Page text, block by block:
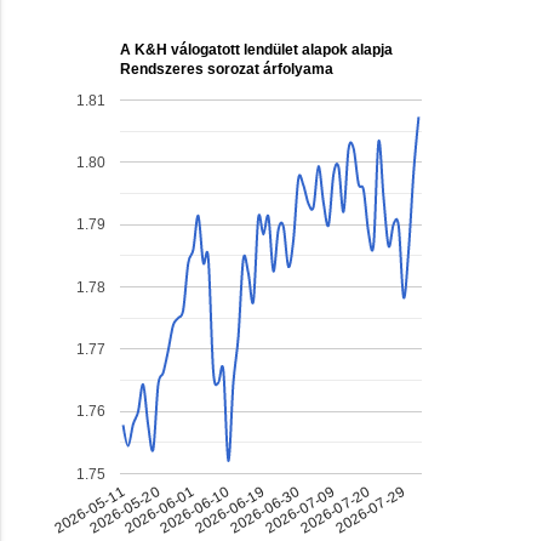
A K&H válogatott lendület alapok alapja
Rendszeres sorozat árfolyama
2026-05-11
2026-05-20
2026-06-01
2026-06-10
2026-06-19
2026-06-30
2026-07-09
2026-07-20
2026-07-29
1.75
1.76
1.77
1.78
1.79
1.80
1.81